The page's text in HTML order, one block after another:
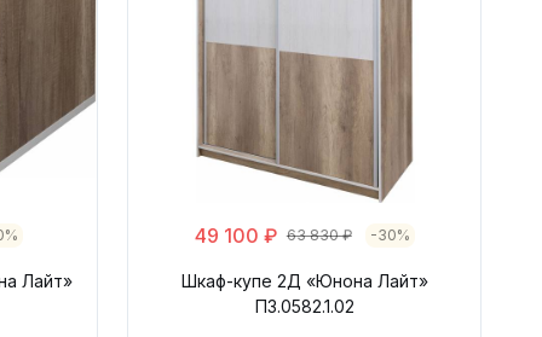
Лайт»
49 100 ₽ 63 830 ₽ -30%
Шкаф-купе 2Д «Юнона Лайт»
П3.0582.1.02